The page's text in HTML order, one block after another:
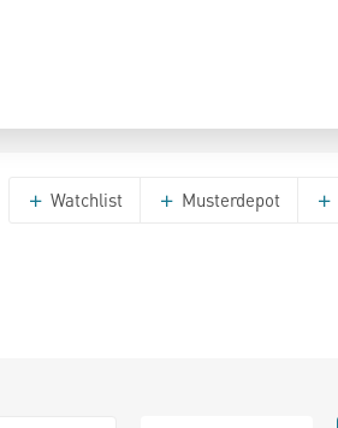
Watchlist Musterdepot